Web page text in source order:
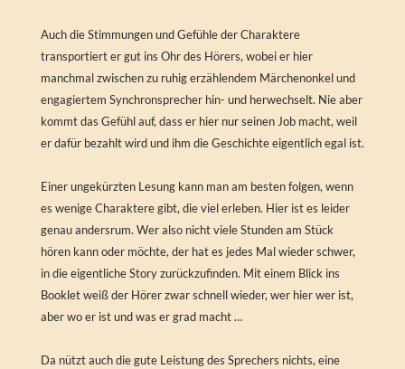
Auch die Stimmungen und Gefühle der Charaktere
transportiert er gut ins Ohr des Hörers, wobei er hier
manchmal zwischen zu ruhig erzählendem Märchenonkel und
engagiertem Synchronsprecher hin- und herwechselt. Nie aber
kommt das Gefühl auf, dass er hier nur seinen Job macht, weil
er dafür bezahlt wird und ihm die Geschichte eigentlich egal ist.
Einer ungekürzten Lesung kann man am besten folgen, wenn
es wenige Charaktere gibt, die viel erleben. Hier ist es leider
genau andersrum. Wer also nicht viele Stunden am Stück
hören kann oder möchte, der hat es jedes Mal wieder schwer,
in die eigentliche Story zurückzufinden. Mit einem Blick ins
Booklet weiß der Hörer zwar schnell wieder, wer hier wer ist,
aber wo er ist und was er grad macht …
Da nützt auch die gute Leistung des Sprechers nichts, eine